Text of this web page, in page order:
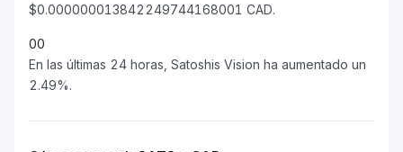
$0.000000013842249744168001 CAD.
00
En las últimas 24 horas, Satoshis Vision ha aumentado un
2.49%.